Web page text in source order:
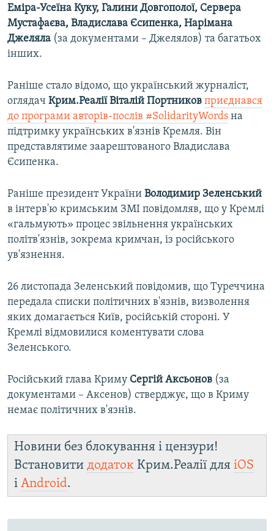
Еміра-Усеїна Куку, Галини Довгополої, Сервера
Мустафаєва, Владислава Єсипенка, Нарімана
Джеляла (за документами – Джелялов) та багатьох
інших.
Раніше стало відомо, що український журналіст,
оглядач Крим.Реалії Віталій Портников приєднався
до програми авторів-послів #SolidarityWords на
підтримку українських в'язнів Кремля. Він
представлятиме заарештованого Владислава
Єсипенка.
Раніше президент України Володимир Зеленський
в інтерв'ю кримським ЗМІ повідомляв, що у Кремлі
«гальмують» процес звільнення українських
політв'язнів, зокрема кримчан, із російського
ув'язнення.
26 листопада Зеленський повідомив, що Туреччина
передала списки політичних в'язнів, визволення
яких домагається Київ, російській стороні. У
Кремлі відмовилися коментувати слова
Зеленського.
Російський глава Криму Сергій Аксьонов (за
документами – Аксенов) стверджує, що в Криму
немає політичних в'язнів.
Новини без блокування і цензури!
Встановити додаток Крим.Реалії для iOS
і Android.